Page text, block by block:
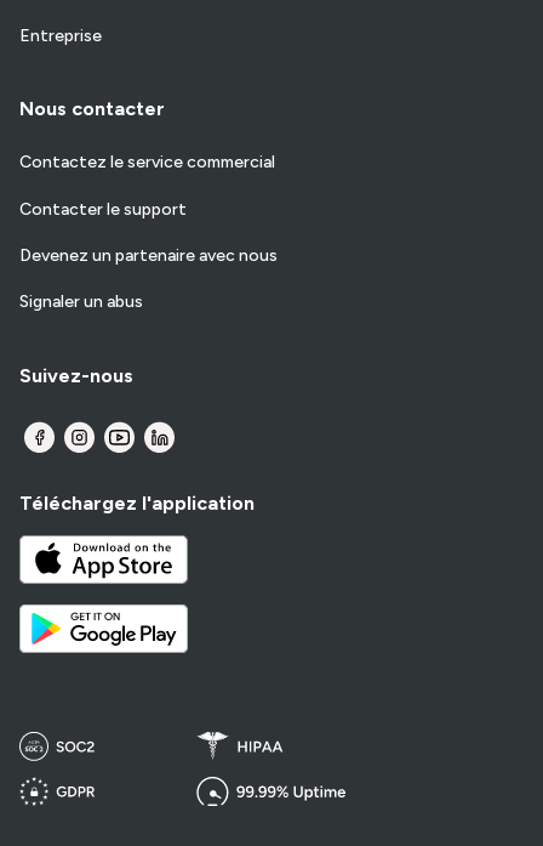
Entreprise
Nous contacter
Contactez le service commercial
Contacter le support
Devenez un partenaire avec nous
Signaler un abus
Suivez-nous
Téléchargez l'application